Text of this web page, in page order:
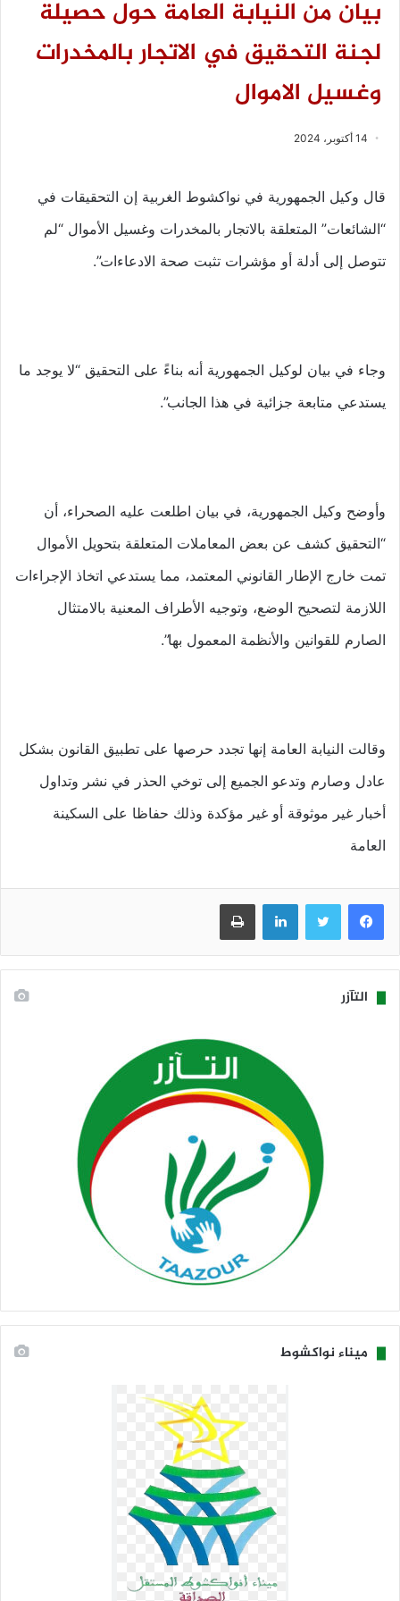
بيان من النيابة العامة حول حصيلة
لجنة التحقيق في الاتجار بالمخدرات
وغسيل الاموال
14 أكتوبر، 2024
قال وكيل الجمهورية في نواكشوط الغربية إن التحقيقات في
“الشائعات” المتعلقة بالاتجار بالمخدرات وغسيل الأموال “لم
تتوصل إلى أدلة أو مؤشرات تثبت صحة الادعاءات”.
وجاء في بيان لوكيل الجمهورية أنه بناءً على التحقيق “لا يوجد ما
يستدعي متابعة جزائية في هذا الجانب”.
وأوضح وكيل الجمهورية، في بيان اطلعت عليه الصحراء، أن
“التحقيق كشف عن بعض المعاملات المتعلقة بتحويل الأموال
تمت خارج الإطار القانوني المعتمد، مما يستدعي اتخاذ الإجراءات
اللازمة لتصحيح الوضع، وتوجيه الأطراف المعنية بالامتثال
الصارم للقوانين والأنظمة المعمول بها”.
وقالت النيابة العامة إنها تجدد حرصها على تطبيق القانون بشكل
عادل وصارم وتدعو الجميع إلى توخي الحذر في نشر وتداول
أخبار غير موثوقة أو غير مؤكدة وذلك حفاظا على السكينة
العامة
فيسبوك تويتر لينكدإن طباعة
التآزر
ميناء نواكشوط